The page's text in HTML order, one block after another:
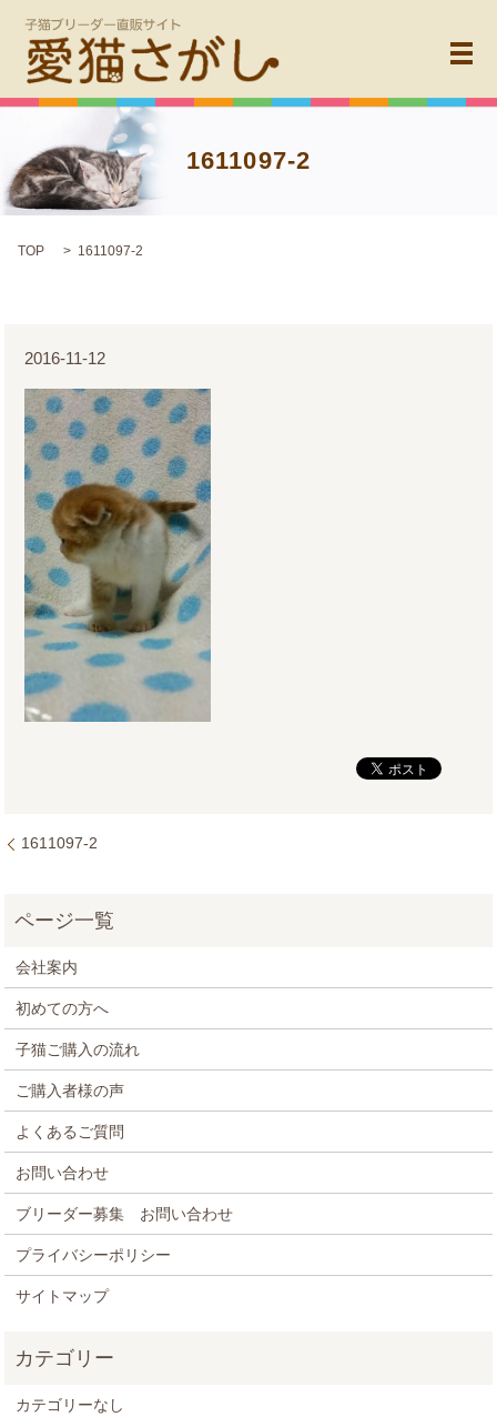
メ
1611097-2
TOP 1611097-2
2016-11-12
1611097-2
会社案内
初めての方へ
子猫ご購入の流れ
ご購入者様の声
よくあるご質問
お問い合わせ
ブリーダー募集 お問い合わせ
プライバシーポリシー
サイトマップ
カテゴリーなし